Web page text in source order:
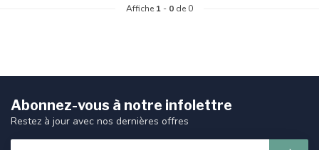
Affiche 1 - 0 de 0
Abonnez-vous à notre infolettre
Restez à jour avec nos dernières offres